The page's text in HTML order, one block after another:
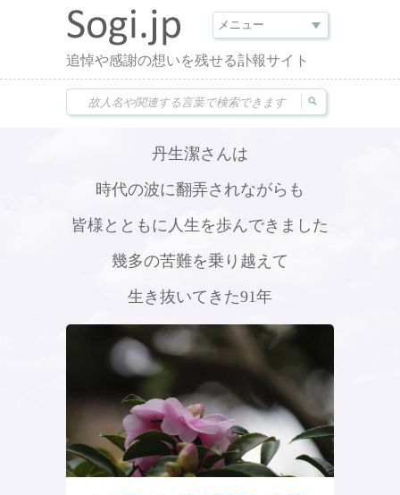
追悼や感謝の想いを残せる訃報サイト
丹生潔さんは
時代の波に翻弄されながらも
皆様とともに人生を歩んできました
幾多の苦難を乗り越えて
生き抜いてきた91年